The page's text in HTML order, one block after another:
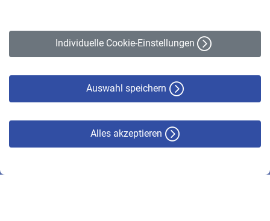
Individuelle Cookie-Einstellungen
Auswahl speichern
Alles akzeptieren
Erklärung zur Barrierefreiheit
© VBL 2026